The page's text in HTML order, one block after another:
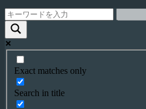
Exact matches only
Search in title